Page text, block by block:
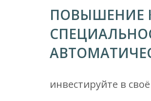
ПОВЫШЕНИЕ
инвестируйте в